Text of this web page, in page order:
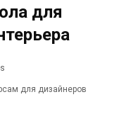
для
для дизайнеров